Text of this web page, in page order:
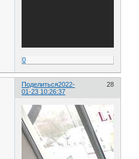
0
Поделиться 28
2022-
01-23 10:26:37